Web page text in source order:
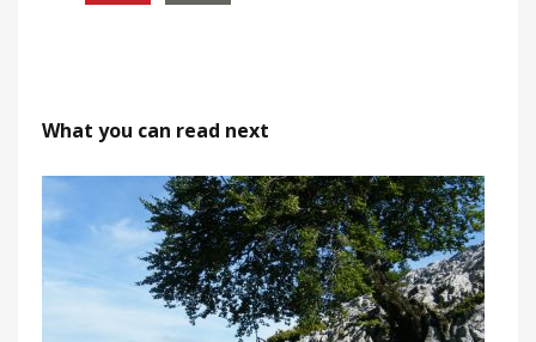
What you can read next